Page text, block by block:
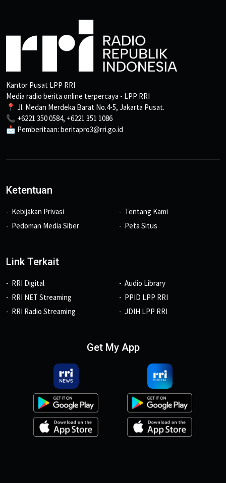
Kantor Pusat LPP RRI
Media radio berita online terpercaya - LPP RRI
📍 Jl. Medan Merdeka Barat No.4-5, Jakarta Pusat.
📞 +6221 350 0584, +6221 351 1086
📩 Pemberitaan: beritapro3@rri.go.id
Ketentuan
Kebijakan Privasi
Pedoman Media Siber
Tentang Kami
Peta Situs
Link Terkait
RRI Digital
RRI NET Streaming
RRI Radio Streaming
Audio Library
PPID LPP RRI
JDIH LPP RRI
Get My App